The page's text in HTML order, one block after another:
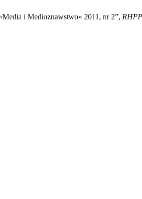
i Medioznawstwo» 2011, nr 2”, RHPP